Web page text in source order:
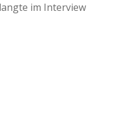
im Interview